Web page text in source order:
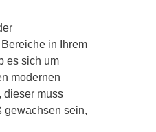
in Ihrem
es sich um
modernen
dieser muss
gewachsen sein,